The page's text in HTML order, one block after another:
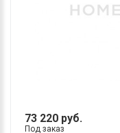
73 220 руб.
Под заказ